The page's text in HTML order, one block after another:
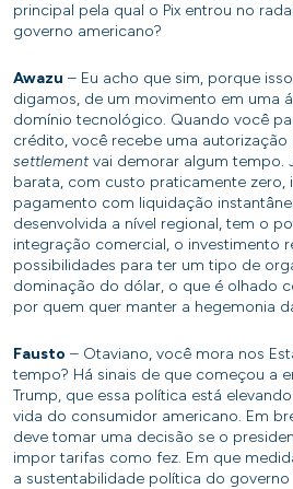
principal pela qual o Pix entrou no
governo americano?
Awazu – Eu acho que sim, porque
digamos, de um movimento em uma
domínio tecnológico. Quando você
crédito, você recebe uma
settlementvai demorar algum tempo.
barata, com custo praticamente zero,
pagamento com liquidação
desenvolvida a nível regional, tem o
integração comercial, o investimento
possibilidades para ter um tipo de
dominação do dólar, o que é olhado
por quem quer manter a hegemonia
Fausto – Otaviano, você mora nos
tempo? Há sinais de que começou a
Trump, que essa política está
vida do consumidor americano. Em
deve tomar uma decisão se o
impor tarifas como fez. Em que
a sustentabilidade política do